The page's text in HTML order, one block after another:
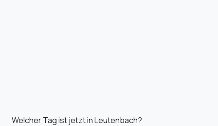
Welcher Tag ist jetzt in Leutenbach?